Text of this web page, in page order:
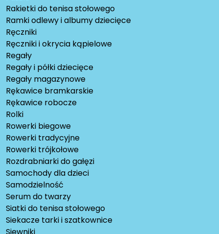
Rakietki do tenisa stołowego
Ramki odlewy i albumy dziecięce
Ręczniki
Ręczniki i okrycia kąpielowe
Regały
Regały i półki dziecięce
Regały magazynowe
Rękawice bramkarskie
Rękawice robocze
Rolki
Rowerki biegowe
Rowerki tradycyjne
Rowerki trójkołowe
Rozdrabniarki do gałęzi
Samochody dla dzieci
Samodzielność
Serum do twarzy
Siatki do tenisa stołowego
Siekacze tarki i szatkownice